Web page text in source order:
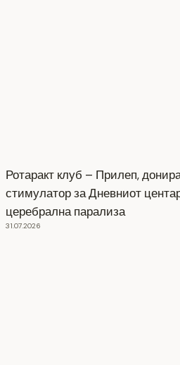
Ротаракт клуб – Прилеп,
стимулатор за Дневниот
церебрална парализа
31.07.2026